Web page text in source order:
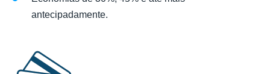
antecipadamente.